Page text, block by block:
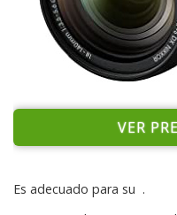
VER
Es adecuado para su .